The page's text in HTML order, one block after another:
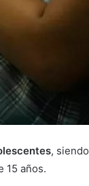
, siendo
15 años.